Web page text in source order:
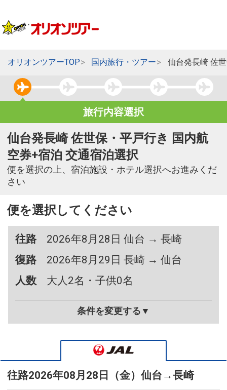
オリオンツアーTOP 国内旅行・ツアー 仙台発長崎 佐
旅行内容選択
仙台発長崎 佐世保・平戸行き 国内航
空券+宿泊 交通宿泊選択
便を選択の上、宿泊施設・ホテル選択へお進みくだ
さい
便を選択してください
往路
2026年8月28日 仙台 → 長崎
復路
2026年8月29日 長崎 → 仙台
人数
大人2名・子供0名
条件を変更する▼
往路2026年08月28日（金） 仙台 →長崎